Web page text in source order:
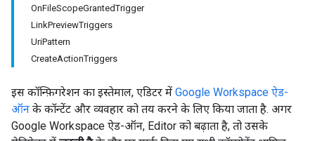
OnFileScopeGrantedTrigger
LinkPreviewTriggers
UriPattern
CreateActionTriggers
इस कॉन्फ़िगरेशन का इस्तेमाल, एडिटर में Google Workspace ऐड-
ऑन के कॉन्टेंट और व्यवहार को तय करने के लिए किया जाता है. अगर
Google Workspace ऐड-ऑन, Editor को बढ़ाता है, तो उसके